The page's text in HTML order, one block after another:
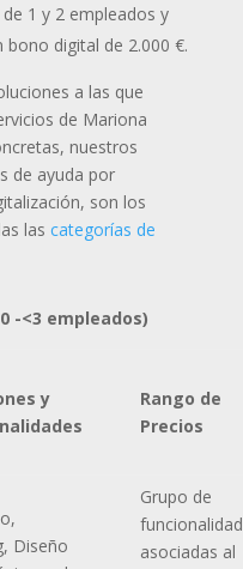
1 y 2 empleados y
digital de 2.000 €.
a las que
de Mariona
nuestros
de ayuda por
son los
las categorías de
-<3 empleados)
y
Rango de
Precios
Diseño
Grupo de
asociadas al